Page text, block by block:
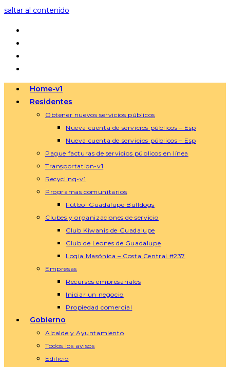
saltar al contenido
Home-v1
Residentes
Obtener nuevos servicios públicos
Nueva cuenta de servicios públicos – Esp
Nueva cuenta de servicios públicos – Esp
Pague facturas de servicios públicos en línea
Transportation-v1
Recycling-v1
Programas comunitarios
Fútbol Guadalupe Bulldogs
Clubes y organizaciones de servicio
Club Kiwanis de Guadalupe
Club de Leones de Guadalupe
Logia Masónica – Costa Central #237
Empresas
Recursos empresariales
Iniciar un negocio
Propiedad comercial
Gobierno
Alcalde y Ayuntamiento
Todos los avisos
Edificio